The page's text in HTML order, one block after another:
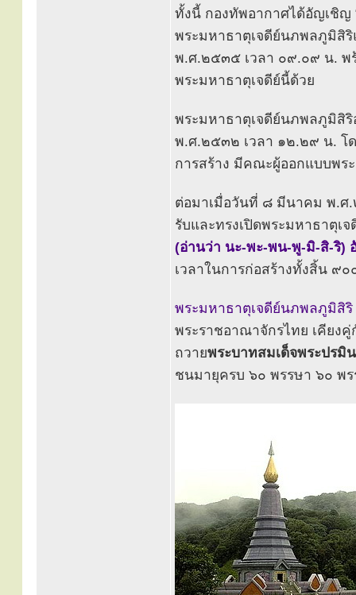
ทั้งนี้ กองทัพอากาศได้อัญเชิญ
พระมหาธาตุเจดีย์นภพลภูมิสิ
พ.ศ.๒๕๓๕ เวลา ๐๙.๐๙ น. พ
พระมหาธาตุเจดีย์นี้ด้วย
พระมหาธาตุเจดีย์นภพลภูมิสิ
พ.ศ.๒๕๓๒ เวลา ๑๒.๒๙ น. โ
การสร้าง มีคณะผู้ออกแบบพร
ต่อมาเมื่อวันที่ ๘ มีนาคม พ.ศ.
รับและทรงเปิดพระมหาธาตุเ
(อ่านว่า นะ-พะ-พน-พู-มิ-สิ-ริ)
เวลาในการก่อสร้างทั้งสิ้น ๙
พระมหาธาตุเจดีย์นภพลภูมิสิริ
พระราชอาณาจักรไทย เคียง
ถวายพระบาทสมเด็จพระปร
ชนมายุครบ ๖๐ พรรษา ๖๐ พ